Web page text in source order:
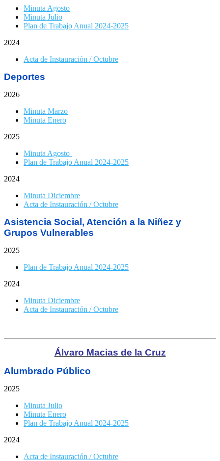
Minuta Agosto
Minuta Julio
Plan de Trabajo Anual 2024-2025
2024
Acta de Instauración / Octubre
Deportes
2026
Minuta Marzo
Minuta Enero
2025
Minuta Agosto
Plan de Trabajo Anual 2024-2025
2024
Minuta Diciembre
Acta de Instauración / Octubre
Asistencia Social, Atención a la Niñez y
Grupos Vulnerables
2025
Plan de Trabajo Anual 2024-2025
2024
Minuta Diciembre
Acta de Instauración / Octubre
Álvaro Macias de la Cruz
Alumbrado Público
2025
Minuta Julio
Minuta Enero
Plan de Trabajo Anual 2024-2025
2024
Acta de Instauración / Octubre